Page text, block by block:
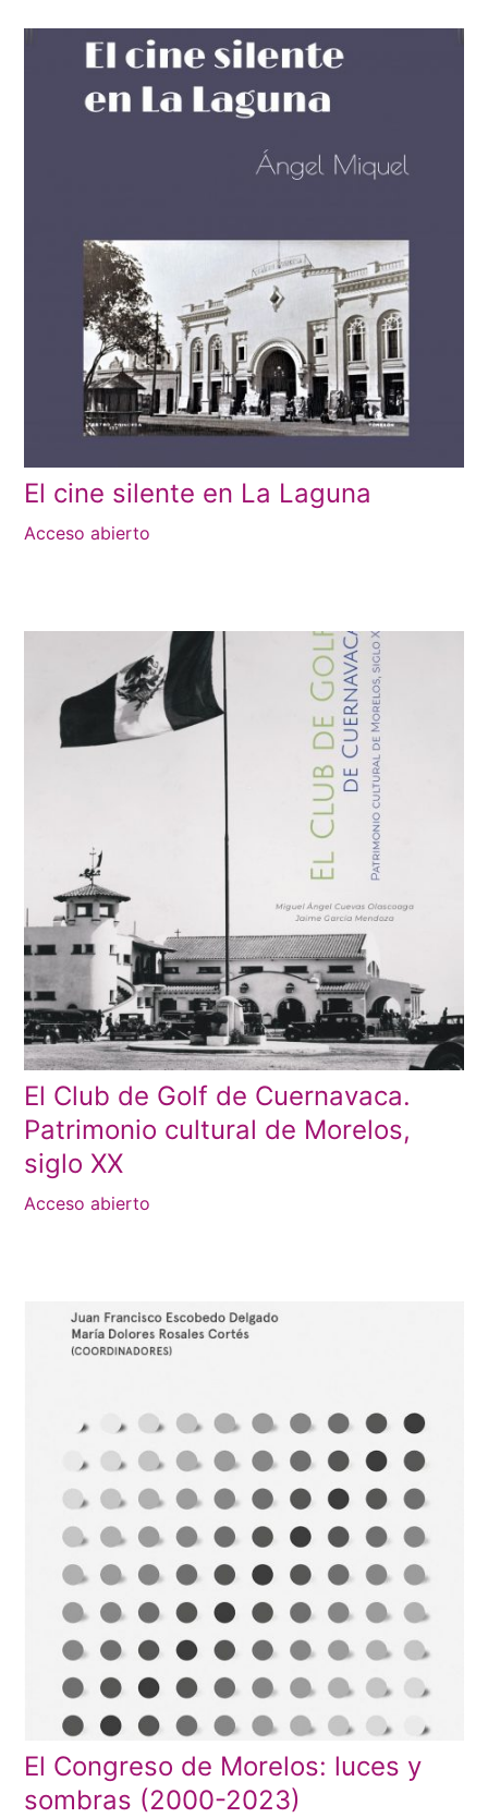
El cine silente en La Laguna
Acceso abierto
El Club de Golf de Cuernavaca.
Patrimonio cultural de Morelos,
siglo XX
Acceso abierto
El Congreso de Morelos: luces y
sombras (2000-2023)